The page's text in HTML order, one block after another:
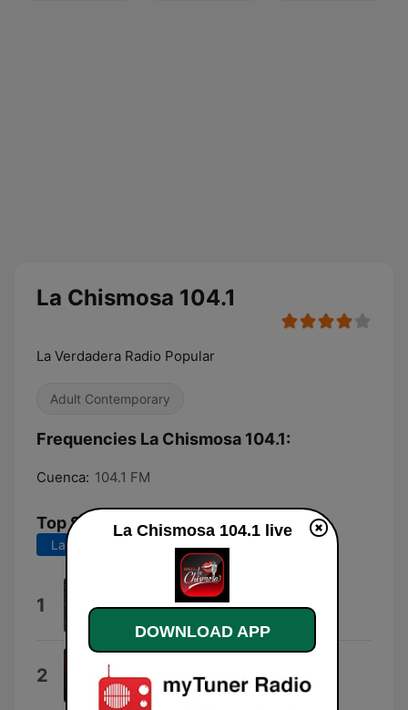
La Chismosa 104.1
La Verdadera Radio Popular
Adult Contemporary
Frequencies La Chismosa 104.1:
Cuenca: 104.1 FM
Top Songs
Last 7 days Last 30 days
1
2 Poornasree
La Chismosa 104.1 live
DOWNLOAD APP